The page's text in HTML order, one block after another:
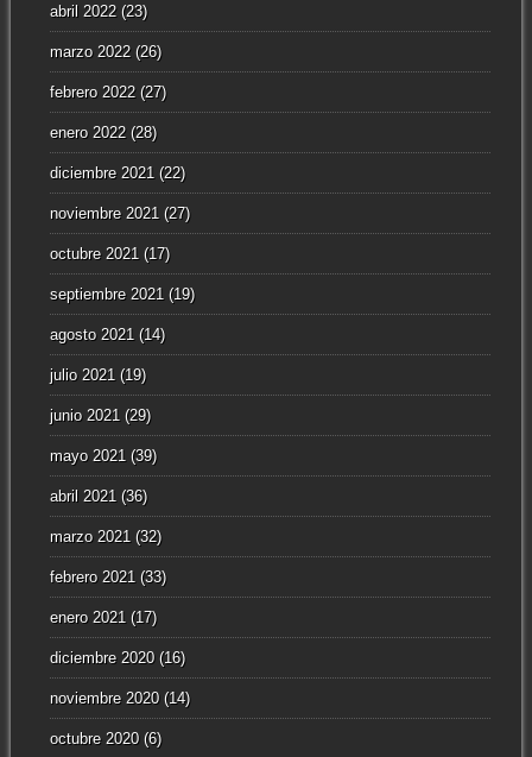
abril 2022(23)
marzo 2022(26)
febrero 2022(27)
enero 2022(28)
diciembre 2021(22)
noviembre 2021(27)
octubre 2021(17)
septiembre 2021(19)
agosto 2021(14)
julio 2021(19)
junio 2021(29)
mayo 2021(39)
abril 2021(36)
marzo 2021(32)
febrero 2021(33)
enero 2021(17)
diciembre 2020(16)
noviembre 2020(14)
octubre 2020(6)